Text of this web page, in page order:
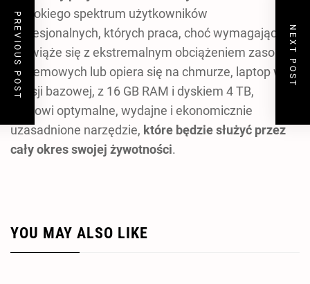
szerokiego spektrum użytkowników
profesjonalnych, których praca, choć wymagająca,
nie wiąże się z ekstremalnym obciążeniem zasobów
systemowych lub opiera się na chmurze, laptop w
wersji bazowej, z 16 GB RAM i dyskiem 4 TB,
stanowi optymalne, wydajne i ekonomicznie
uzasadnione narzędzie, które będzie służyć przez
cały okres swojej żywotności.
YOU MAY ALSO LIKE
PREVIOUS POST NEXT POST